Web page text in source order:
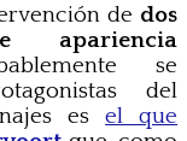
de dos
apariencia
se
del
esel que